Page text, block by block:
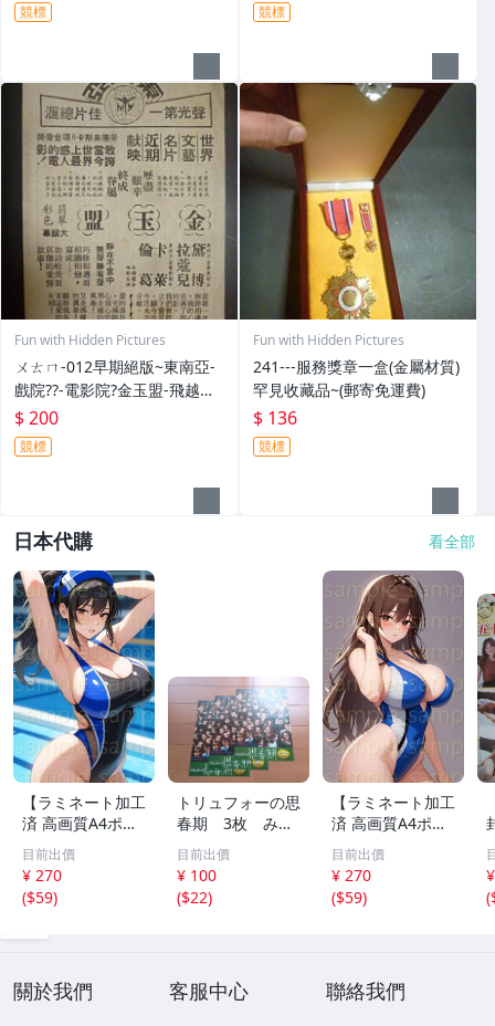
競標 競標
Fun with Hidden Pictures
ㄨㄊㄇ-012早期絕版~東南亞-
戲院??-電影院?金玉盟-飛越杜
鵑窩(紙質乾裂-不完整一律郵
寄免運費)相關原版-電影本事
$ 200
競標
Fun with Hidden Pictures
241---服務獎章一盒(金屬材質)
罕見收藏品~(郵寄免運費)
$ 136
競標
日本代購 看全部
【ラミネート加工
済 高画質A4ポス
ター】1583 AI美
女 イラスト ポス
ター セクシー か
わいい 水着 下着
目前出價
¥ 270
($59)
トリュフォーの思
春期 3枚 みゆ
き座 ジュリー
デムソー ｋ
目前出價
¥ 100
($22)
【ラミネート加工
済 高画質A4ポス
ター】1582 AI美
女 イラスト ポス
ター セクシー か
わいい 水着 下着
目前出價
¥ 270
($59)
(
關於我們 客服中心 聯絡我們